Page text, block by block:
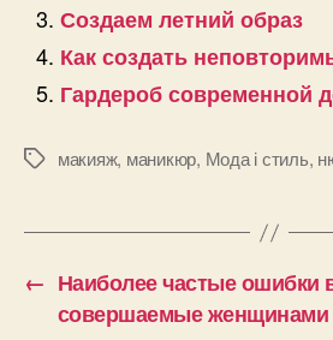
Создаем летний образ
Как создать
Гардероб современной
Позначки
макияж, маникюр, Мода і стиль,
← Наиболее частые ошибки
совершаемые женщинами